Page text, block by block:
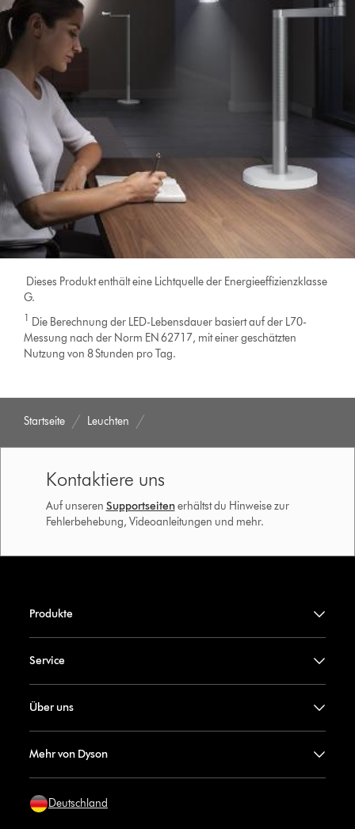
Dieses Produkt enthält eine Lichtquelle der Energieeffizienzklasse
G.
1 Die Berechnung der LED-Lebensdauer basiert auf der L70-
Messung nach der Norm EN 62717, mit einer geschätzten
Nutzung von 8 Stunden pro Tag.
Startseite Leuchten
Kontaktiere uns
Auf unseren Supportseiten erhältst du Hinweise zur
Fehlerbehebung, Videoanleitungen und mehr.
Produkte
Service
Über uns
Mehr von Dyson
Deutschland